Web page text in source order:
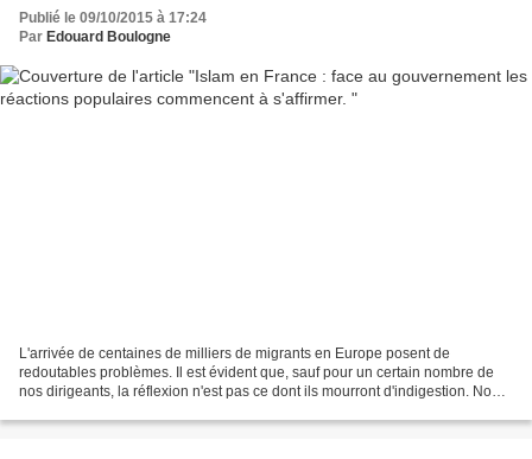
Publié le 09/10/2015 à 17:24
Par Edouard Boulogne
L'arrivée de centaines de milliers de migrants en Europe posent de
redoutables problèmes. Il est évident que, sauf pour un certain nombre de
nos dirigeants, la réflexion n'est pas ce dont ils mourront d'indigestion. Nous,